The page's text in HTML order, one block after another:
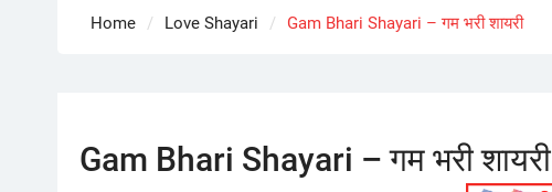
Home Love Shayari Gam Bhari Shayari – गम भरी शायरी
Gam Bhari Shayari – गम भरी शायरी